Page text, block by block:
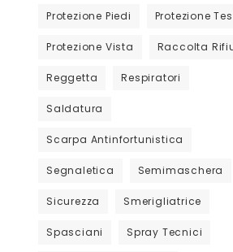
Protezione Piedi Protezione
Protezione Vista Raccolta
Reggetta Respiratori
Saldatura
Scarpa Antinfortunistica
Segnaletica Semimaschera
Sicurezza Smerigliatrice
Spasciani Spray Tecnici